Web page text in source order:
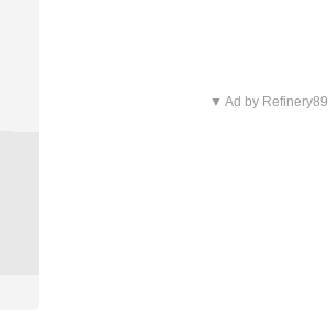
▼ Ad by Refinery89